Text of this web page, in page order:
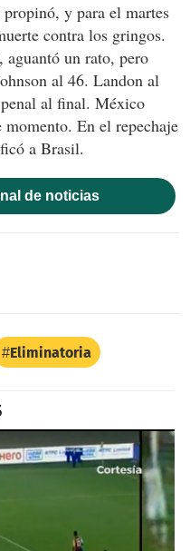
y para el martes
contra los gringos.
aguantó un rato, pero
al 46. Landon al
al final. México
En el repechaje
a Brasil.
de noticias
Eliminatoria